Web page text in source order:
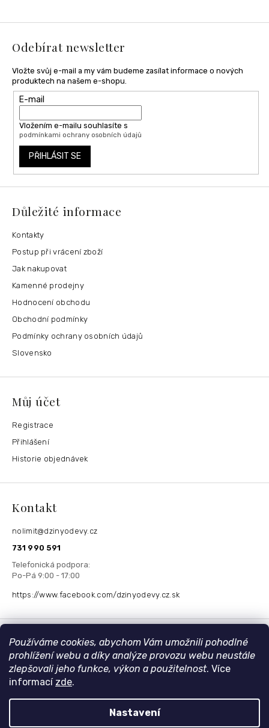
Používáme cookies, abychom Vám umožnili pohodlné
prohlížení webu a díky analýze provozu webu neustále
zlepšovali jeho funkce, výkon a použitelnost. Více
informací zde.
Nastavení
t
Odebírat newsletter
Vložte svůj e-mail a my vám budeme zasílat informace o nových
produktech na našem e-shopu.
E-mail
Vložením e-mailu souhlasíte s
podmínkami ochrany osobních údajů
PŘIHLÁSIT SE
Důležité informace
Kontakty
Postup při vrácení zboží
Jak nakupovat
Kamenné prodejny
Hodnocení obchodu
Obchodní podmínky
Podmínky ochrany osobních údajů
Slovensko
Můj účet
Registrace
Přihlášení
Historie objednávek
Kontakt
nolimit@dzinyodevy.cz
731 990 591
https://www.facebook.com/dzinyodevy.cz.sk
Přijímáme online platby